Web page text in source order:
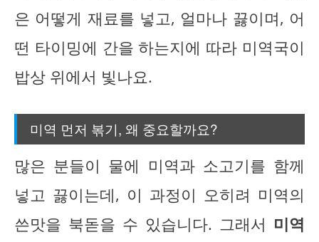
은 어떻게 재료를 넣고, 얼마나 끓이며, 어
떤 타이밍에 간을 하는지에 따라 미역국이
밥상 위에서 빛나요.
미역 먼저 볶기, 왜 중요할까요?
많은 분들이 물에 미역과 소고기를 함께
넣고 끓이는데, 이 과정이 오히려 미역의
쓴맛을 북돋을 수 있습니다. 그래서 미역